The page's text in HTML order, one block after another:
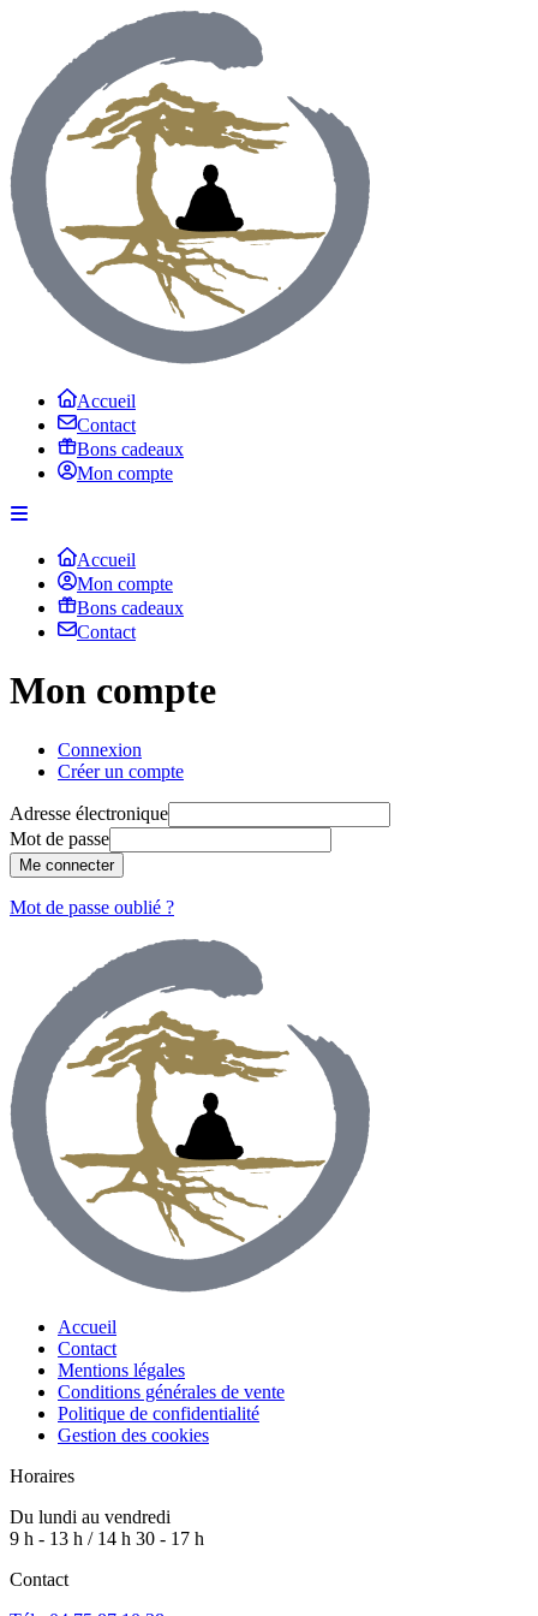
Accueil
Contact
Bons cadeaux
Mon compte
Accueil
Mon compte
Bons cadeaux
Contact
Mon compte
Connexion
Créer un compte
Adresse électronique
Mot de passe
Me connecter
Mot de passe oublié ?
Accueil
Contact
Mentions légales
Conditions générales de vente
Politique de confidentialité
Gestion des cookies
Horaires
Du lundi au vendredi
9 h - 13 h / 14 h 30 - 17 h
Contact